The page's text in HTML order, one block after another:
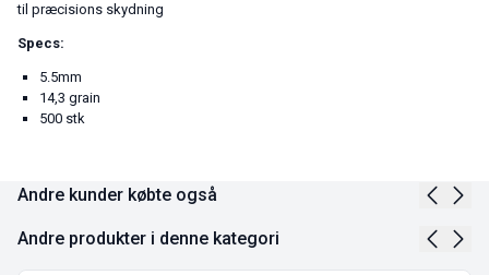
til præcisions skydning
Specs:
5.5mm
14,3 grain
500 stk
Andre kunder købte også
Andre produkter i denne kategori